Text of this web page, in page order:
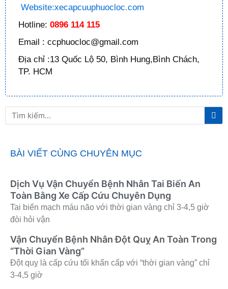
Website:xecapcuuphuocloc.com
Hotline: 0896 114 115
Email : ccphuocloc@gmail.com
Địa chỉ :13 Quốc Lộ 50, Bình Hung,Bình Chách,
TP. HCM
Tìm
kiếm
BÀI VIẾT CÙNG CHUYÊN MỤC
Dịch Vụ Vận Chuyển Bệnh Nhân Tai Biến An
Toàn Bằng Xe Cấp Cứu Chuyên Dụng
Tai biến mạch máu não với thời gian vàng chỉ 3-4,5 giờ
đòi hỏi vận
Vận Chuyển Bệnh Nhân Đột Quỵ An Toàn Trong
“Thời Gian Vàng”
Đột quỵ là cấp cứu tối khẩn cấp với “thời gian vàng” chỉ
3-4,5 giờ